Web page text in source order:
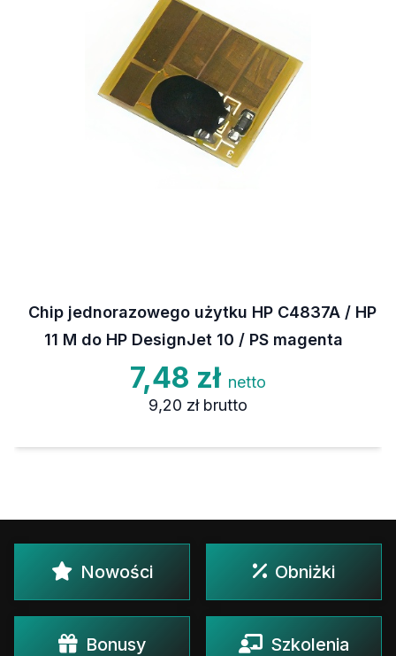
Chip jednorazowego użytku HP C4837A / HP
11 M do HP DesignJet 10 / PS magenta
7,48 zł netto
9,20 zł brutto
Nowości Obniżki
Bonusy Szkolenia